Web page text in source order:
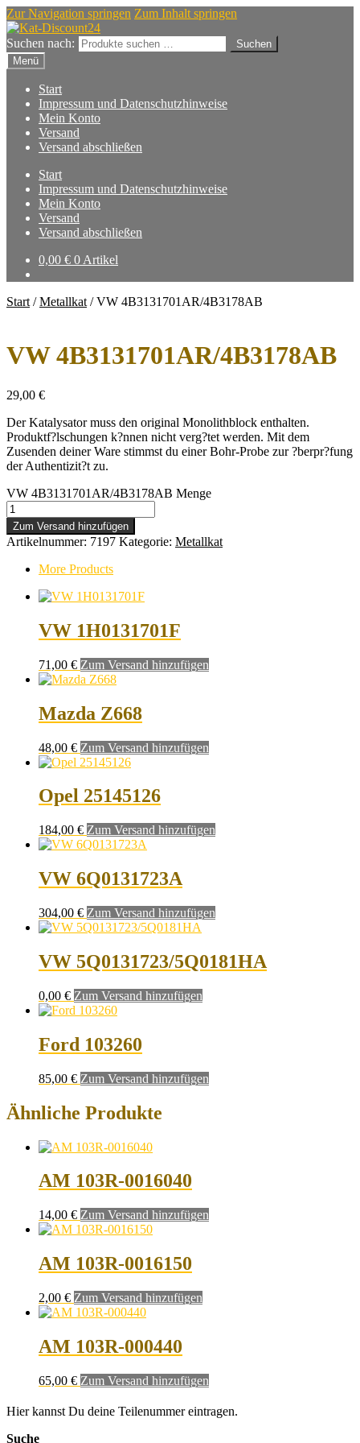
Zur Navigation springen Zum Inhalt springen
Suchen nach:
Suchen
Menü
Start
Impressum und Datenschutzhinweise
Mein Konto
Versand
Versand abschließen
Start
Impressum und Datenschutzhinweise
Mein Konto
Versand
Versand abschließen
0,00 € 0 Artikel
Start /Metallkat /VW 4B3131701AR/4B3178AB
VW 4B3131701AR/4B3178AB
29,00 €
Der Katalysator muss den original Monolithblock enthalten.
Produktf?lschungen k?nnen nicht verg?tet werden. Mit dem
Zusenden deiner Ware stimmst du einer Bohr-Probe zur ?berpr?fung
der Authentizit?t zu.
VW 4B3131701AR/4B3178AB Menge
Zum Versand hinzufügen
Artikelnummer: 7197 Kategorie: Metallkat
More Products
VW 1H0131701F
71,00 € Zum Versand hinzufügen
Mazda Z668
48,00 € Zum Versand hinzufügen
Opel 25145126
184,00 € Zum Versand hinzufügen
VW 6Q0131723A
304,00 € Zum Versand hinzufügen
VW 5Q0131723/5Q0181HA
0,00 € Zum Versand hinzufügen
Ford 103260
85,00 € Zum Versand hinzufügen
Ähnliche Produkte
AM 103R-0016040
14,00 € Zum Versand hinzufügen
AM 103R-0016150
2,00 € Zum Versand hinzufügen
AM 103R-000440
65,00 € Zum Versand hinzufügen
Hier kannst Du deine Teilenummer eintragen.
Suche